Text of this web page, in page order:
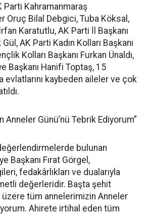
Parti Kahramanmaraş
Oruç Bilal Debgici, Tuba Köksal,
Karatutlu, AK Parti İl Başkanı
AK Parti Kadın Kolları Başkanı
Kolları Başkanı Furkan Ünaldı,
Başkanı Hanifi Toptaş, 15
evlatlarını kaybeden aileler ve çok
Anneler Günü’nü Tebrik Ediyorum”
bulunan
Başkanı Fırat Görgel,
fedakârlıkları ve dualarıyla
değerleridir. Başta şehit
tüm annelerimizin Anneler
Ahirete irtihal eden tüm